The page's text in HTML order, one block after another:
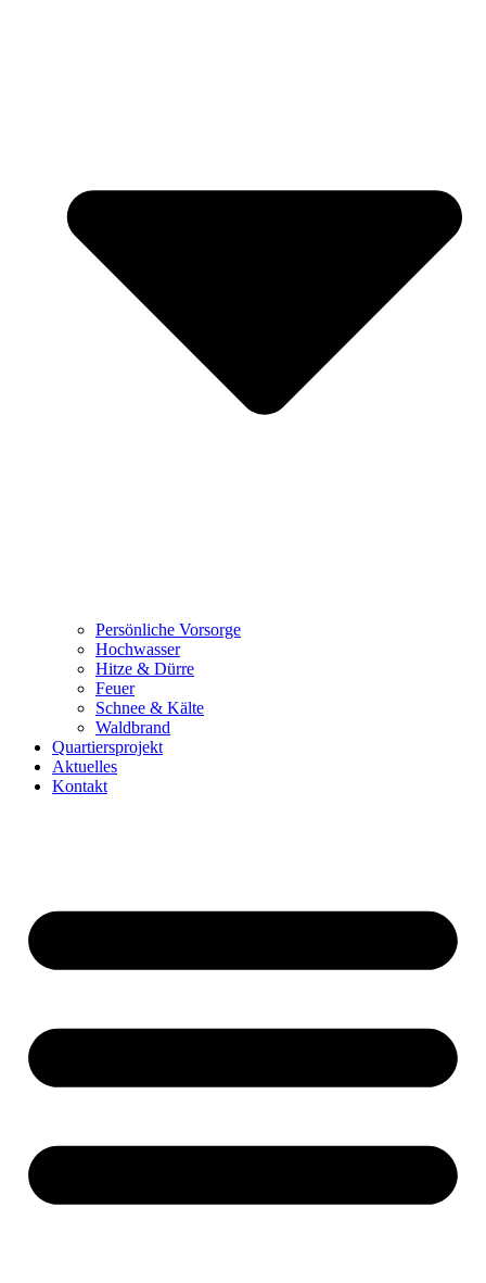
Persönliche Vorsorge
Hochwasser
Hitze & Dürre
Feuer
Schnee & Kälte
Waldbrand
Quartiersprojekt
Aktuelles
Kontakt